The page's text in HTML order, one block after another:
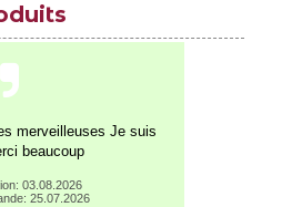
merveilleuses Je suis
beaucoup
03.08.2026
25.07.2026